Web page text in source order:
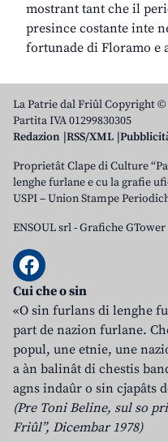
mostrant tant che il
presince costante inte
fortunade di Floramo e
La Patrie dal Friûl Copyright
Partita IVA 01299830305
Redazion RSS/XML
Proprietât Clape di Culture
lenghe furlane e cu la grafie
USPI – Union Stampe
ENSOUL srl-Grafiche GTower
Cui che o sin
«O sin furlans di lenghe
part de nazion furlane.
popul, une etnie, une
a àn balinât di chestis
agns indaûr o sin cjapâts
(Pre Toni Beline, sul so
Friûl”, Dicembar 1978)